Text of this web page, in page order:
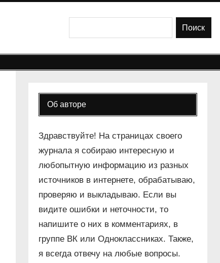
Поиск
Об авторе
Здравствуйте! На страницах своего
журнала я собираю интересную и
любопытную информацию из разных
источников в интернете, обрабатываю,
проверяю и выкладываю. Если вы
видите ошибки и неточности, то
напишите о них в комментариях, в
группе ВК или Одноклассниках. Также,
я всегда отвечу на любые вопросы.